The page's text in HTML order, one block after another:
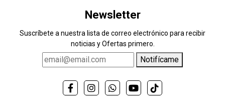
Newsletter
Suscríbete a nuestra lista de correo electrónico para recibir
noticias y Ofertas primero.
Notifícame